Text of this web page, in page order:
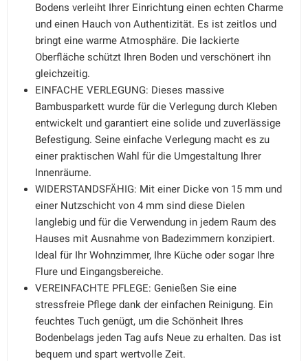
Bodens verleiht Ihrer Einrichtung einen echten Charme
und einen Hauch von Authentizität. Es ist zeitlos und
bringt eine warme Atmosphäre. Die lackierte
Oberfläche schützt Ihren Boden und verschönert ihn
gleichzeitig.
EINFACHE VERLEGUNG: Dieses massive
Bambusparkett wurde für die Verlegung durch Kleben
entwickelt und garantiert eine solide und zuverlässige
Befestigung. Seine einfache Verlegung macht es zu
einer praktischen Wahl für die Umgestaltung Ihrer
Innenräume.
WIDERSTANDSFÄHIG: Mit einer Dicke von 15 mm und
einer Nutzschicht von 4 mm sind diese Dielen
langlebig und für die Verwendung in jedem Raum des
Hauses mit Ausnahme von Badezimmern konzipiert.
Ideal für Ihr Wohnzimmer, Ihre Küche oder sogar Ihre
Flure und Eingangsbereiche.
VEREINFACHTE PFLEGE: Genießen Sie eine
stressfreie Pflege dank der einfachen Reinigung. Ein
feuchtes Tuch genügt, um die Schönheit Ihres
Bodenbelags jeden Tag aufs Neue zu erhalten. Das ist
bequem und spart wertvolle Zeit.